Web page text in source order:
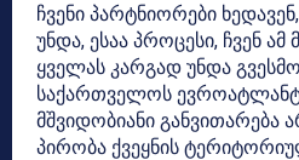
ჩვენი პარტნიორები
უნდა, ესაა პროცესი, ჩვენ ამ
ყველას კარგად უნდა
საქართველოს
მშვიდობიანი განვითარება
პირობა ქვეყნის